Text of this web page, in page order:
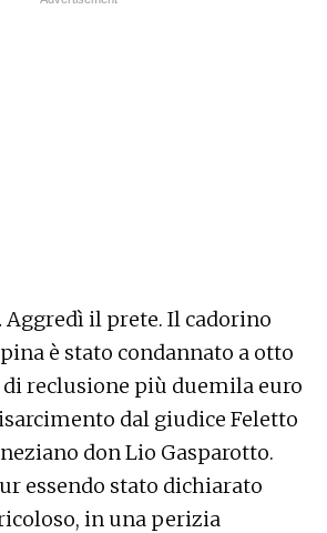
Aggredì il prete. Il cadorino
è stato condannato a otto
di reclusione più duemila euro
dal giudice Feletto
don Lio Gasparotto.
essendo stato dichiarato
in una perizia